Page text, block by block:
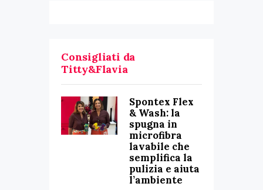
Consigliati da
Titty&Flavia
Spontex Flex
& Wash: la
spugna in
microfibra
lavabile che
semplifica la
pulizia e aiuta
l’ambiente